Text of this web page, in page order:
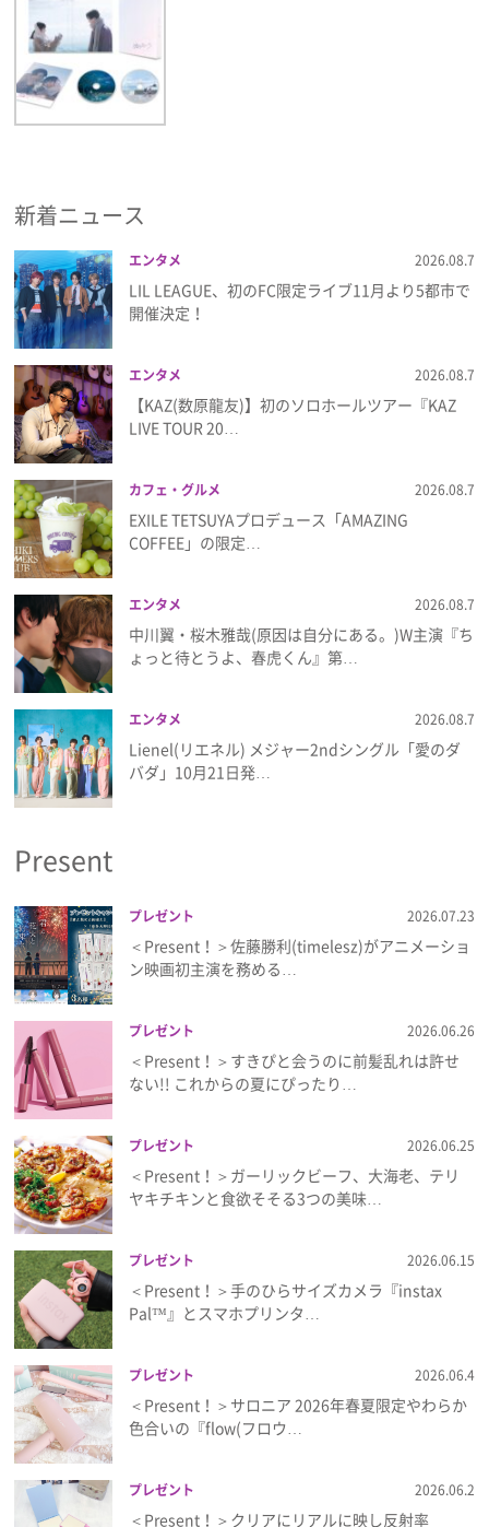
新着ニュース
エンタメ 2026.08.7
LIL LEAGUE、初のFC限定ライブ11月より5都市で
開催決定！
エンタメ 2026.08.7
【KAZ(数原龍友)】初のソロホールツアー『KAZ
LIVE TOUR 20…
カフェ・グルメ 2026.08.7
EXILE TETSUYAプロデュース「AMAZING
COFFEE」の限定…
エンタメ 2026.08.7
中川翼・桜木雅哉(原因は自分にある。)W主演『ち
ょっと待とうよ、春虎くん』第…
エンタメ 2026.08.7
Lienel(リエネル) メジャー2ndシングル「愛のダ
バダ」10月21日発…
Present
プレゼント 2026.07.23
＜Present！＞佐藤勝利(timelesz)がアニメーショ
ン映画初主演を務める…
プレゼント 2026.06.26
＜Present！＞すきぴと会うのに前髪乱れは許せ
ない!! これからの夏にぴったり…
プレゼント 2026.06.25
＜Present！＞ガーリックビーフ、大海老、テリ
ヤキチキンと食欲そそる3つの美味…
プレゼント 2026.06.15
＜Present！＞手のひらサイズカメラ『instax
Pal™』とスマホプリンタ…
プレゼント 2026.06.4
＜Present！＞サロニア 2026年春夏限定やわらか
色合いの『flow(フロウ…
プレゼント 2026.06.2
＜Present！＞クリアにリアルに映し反射率